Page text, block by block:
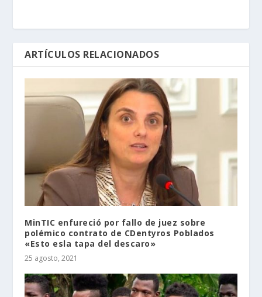
ARTÍCULOS RELACIONADOS
MinTIC enfureció por fallo de juez sobre
polémico contrato de CDentyros Poblados
«Esto esla tapa del descaro»
25 agosto, 2021